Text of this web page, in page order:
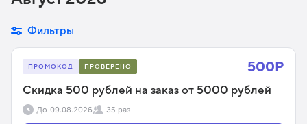
Фильтры
500Р
ПРОМОКОД ПРОВЕРЕНО
Скидка 500 рублей на заказ от 5000 рублей
До 09.08.2026 35 раз